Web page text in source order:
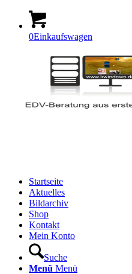
0Einkaufswagen
Startseite
Aktuelles
Bildarchiv
Shop
Kontakt
Mein Konto
Suche
Menü Menü